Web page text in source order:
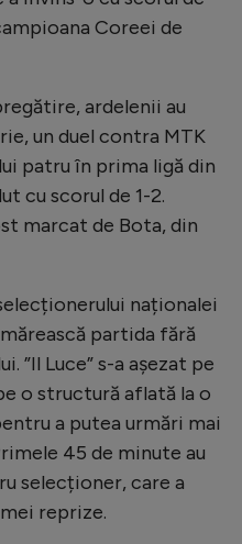
Coreei de
ardelenii au
un duel contra MTK
patru în prima ligă din
cu scorul de 1-2.
marcat de Bota, din
naționalei
partida fără
”Il Luce” s-a așezat pe
o structură aflată la o
a putea urmări mai
45 de minute au
selecționer, care a
reprize.